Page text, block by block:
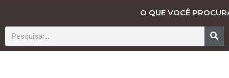
O QUE VOCÊ